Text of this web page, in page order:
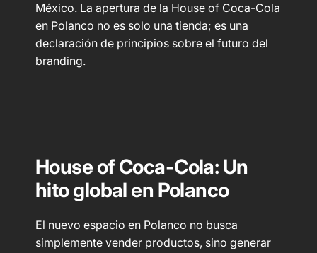
México. La apertura de la House of Coca-Cola
en Polanco no es solo una tienda; es una
declaración de principios sobre el futuro del
branding.
House of Coca-Cola: Un
hito global en Polanco
El nuevo espacio en Polanco no busca
simplemente vender productos, sino generar